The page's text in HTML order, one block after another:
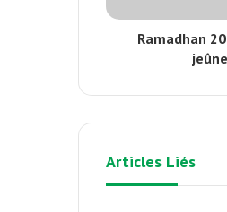
Ramadhan
Articles Liés